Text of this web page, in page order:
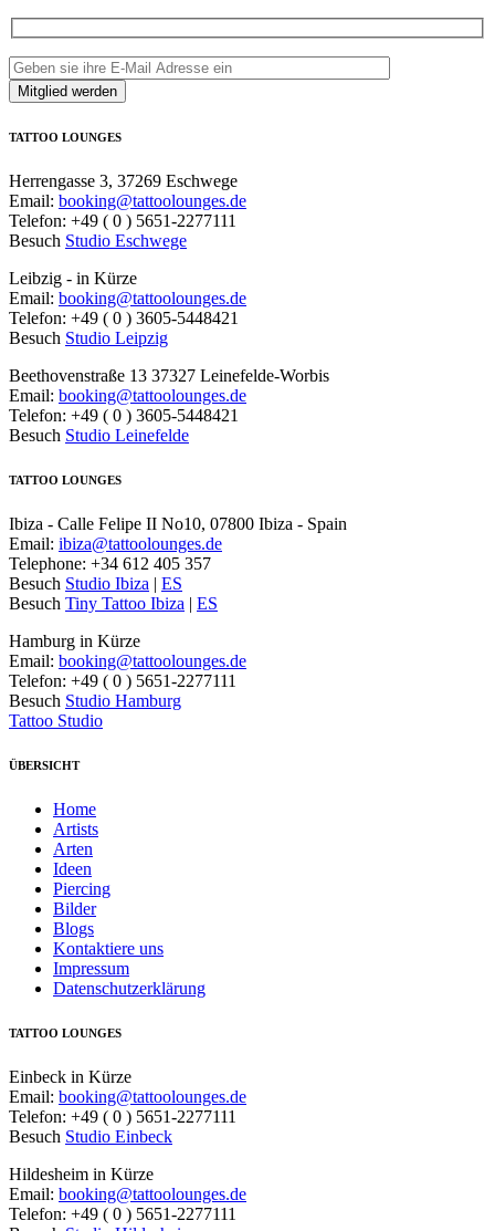
TATTOO LOUNGES
Herrengasse 3, 37269 Eschwege
Email: booking@tattoolounges.de
Telefon: +49 ( 0 ) 5651-2277111
Besuch Studio Eschwege
Leibzig - in Kürze
Email: booking@tattoolounges.de
Telefon: +49 ( 0 ) 3605-5448421
Besuch Studio Leipzig
Beethovenstraße 13 37327 Leinefelde-Worbis
Email: booking@tattoolounges.de
Telefon: +49 ( 0 ) 3605-5448421
Besuch Studio Leinefelde
TATTOO LOUNGES
Ibiza - Calle Felipe II No10, 07800 Ibiza - Spain
Email: ibiza@tattoolounges.de
Telephone: +34 612 405 357
Besuch Studio Ibiza | ES
Besuch Tiny Tattoo Ibiza | ES
Hamburg in Kürze
Email: booking@tattoolounges.de
Telefon: +49 ( 0 ) 5651-2277111
Besuch Studio Hamburg
Tattoo Studio
ÜBERSICHT
Home
Artists
Arten
Ideen
Piercing
Bilder
Blogs
Kontaktiere uns
Impressum
Datenschutzerklärung
TATTOO LOUNGES
Einbeck in Kürze
Email: booking@tattoolounges.de
Telefon: +49 ( 0 ) 5651-2277111
Besuch Studio Einbeck
Hildesheim in Kürze
Email: booking@tattoolounges.de
Telefon: +49 ( 0 ) 5651-2277111